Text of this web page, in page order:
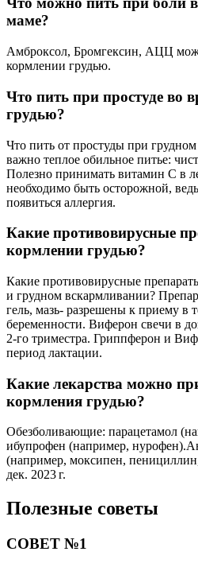
маме?
Амброксол, Бромгексин, АЦЦ
кормлении грудью.
Что пить при простуде во
грудью?
Что пить от простуды при
важно теплое обильное питье:
Полезно принимать витамин С в
необходимо быть осторожной,
появиться аллергия.
Какие противовирусные
кормлении грудью?
Какие противовирусные
и грудном вскармливании?
гель, мазь- разрешены к приему в
беременности. Виферон свечи в
2-го триместра. Гриппферон и
период лактации.
Какие лекарства можно
кормления грудью?
Обезболивающие: парацетамол
ибупрофен (например,
(например, моксипен,
дек. 2023 г.
Полезные советы
СОВЕТ №1